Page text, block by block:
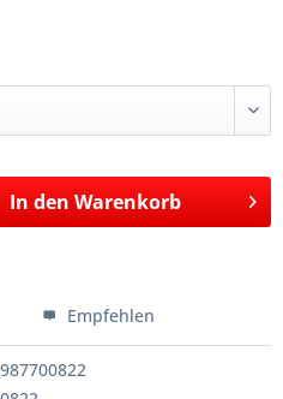
In den Warenkorb
Empfehlen